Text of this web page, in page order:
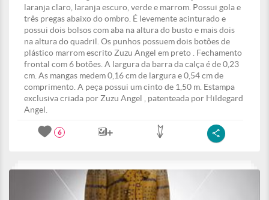
laranja claro, laranja escuro, verde e marrom. Possui gola e
três pregas abaixo do ombro. É levemente acinturado e
possui dois bolsos com aba na altura do busto e mais dois
na altura do quadril. Os punhos possuem dois botões de
plástico marrom escrito Zuzu Angel em preto . Fechamento
frontal com 6 botões. A largura da barra da calça é de 0,23
cm. As mangas medem 0,16 cm de largura e 0,54 cm de
comprimento. A peça possui um cinto de 1,50 m. Estampa
exclusiva criada por Zuzu Angel , patenteada por Hildegard
Angel.
6